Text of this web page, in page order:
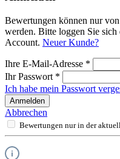
Bewertungen können nur
werden. Bitte loggen Sie sich
Account. Neuer Kunde?
Ihre E-Mail-Adresse *
Ihr Passwort *
Ich habe mein Passwort
Anmelden
Abbrechen
Bewertungen nur in der